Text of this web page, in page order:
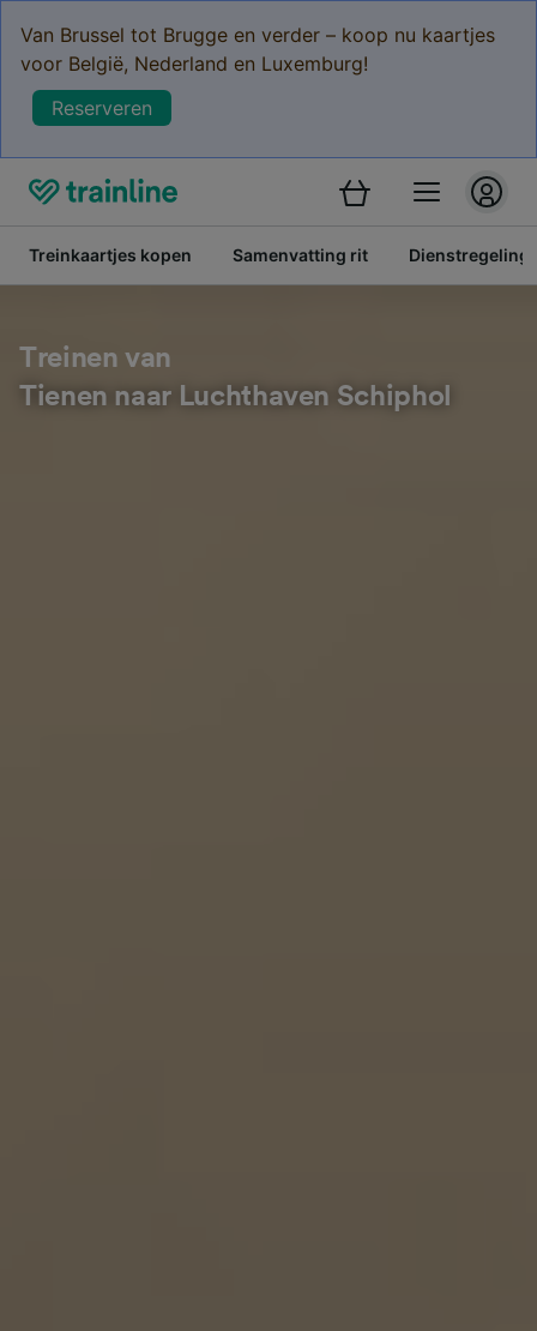
Van Brussel tot Brugge en verder – koop nu kaartjes
voor België, Nederland en Luxemburg!
Reserveren
Treinkaartjes kopen Samenvatting rit Dienstregeling
Treinen van
Tienen naar Luchthaven Schiphol